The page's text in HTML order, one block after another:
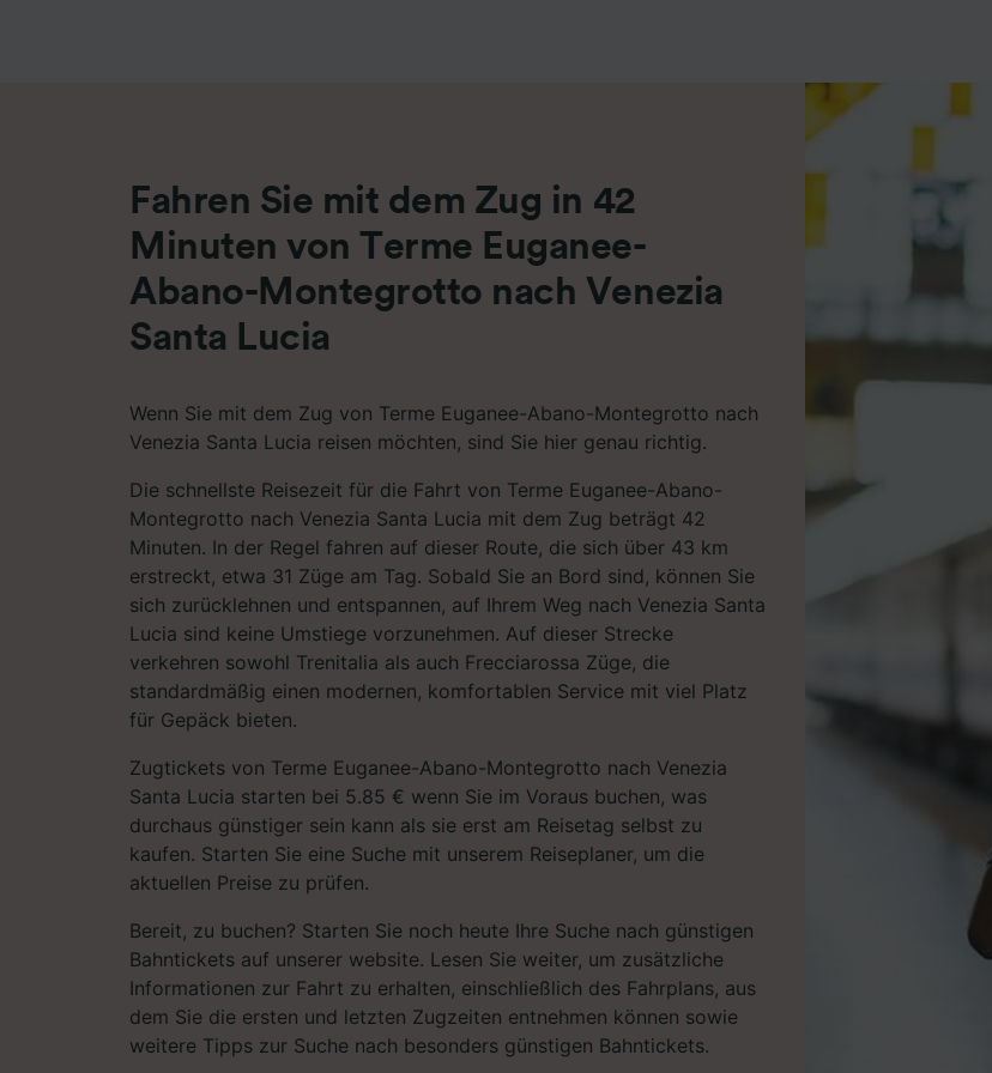
Fahren Sie mit dem Zug in 42
Minuten von Terme Euganee-
Abano-Montegrotto nach Venezia
Santa Lucia
Wenn Sie mit dem Zug von Terme Euganee-Abano-Montegrotto nach
Venezia Santa Lucia reisen möchten, sind Sie hier genau richtig.
Die schnellste Reisezeit für die Fahrt von Terme Euganee-Abano-
Montegrotto nach Venezia Santa Lucia mit dem Zug beträgt 42
Minuten. In der Regel fahren auf dieser Route, die sich über 43 km
erstreckt, etwa 31 Züge am Tag. Sobald Sie an Bord sind, können Sie
sich zurücklehnen und entspannen, auf Ihrem Weg nach Venezia Santa
Lucia sind keine Umstiege vorzunehmen. Auf dieser Strecke
verkehren sowohl Trenitalia als auch Frecciarossa Züge, die
standardmäßig einen modernen, komfortablen Service mit viel Platz
für Gepäck bieten.
Zugtickets von Terme Euganee-Abano-Montegrotto nach Venezia
Santa Lucia starten bei 5.85 € wenn Sie im Voraus buchen, was
durchaus günstiger sein kann als sie erst am Reisetag selbst zu
kaufen. Starten Sie eine Suche mit unserem Reiseplaner, um die
aktuellen Preise zu prüfen.
Bereit, zu buchen? Starten Sie noch heute Ihre Suche nach günstigen
Bahntickets auf unserer website. Lesen Sie weiter, um zusätzliche
Informationen zur Fahrt zu erhalten, einschließlich des Fahrplans, aus
dem Sie die ersten und letzten Zugzeiten entnehmen können sowie
weitere Tipps zur Suche nach besonders günstigen Bahntickets.